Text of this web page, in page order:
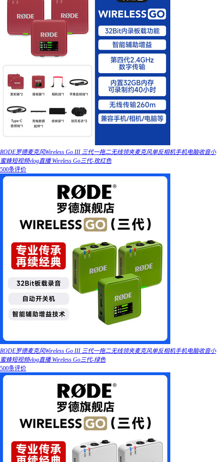
RODE罗德麦克风Wireless Go III 三代一拖二无线领夹麦克风单反相机手机电脑收音小
蜜蜂短视频vlog直播 Wireless Go三代-玫红色
500条评价
RODE罗德麦克风Wireless Go III 三代一拖二无线领夹麦克风单反相机手机电脑收音小
蜜蜂短视频vlog直播 Wireless Go三代-绿色
500条评价